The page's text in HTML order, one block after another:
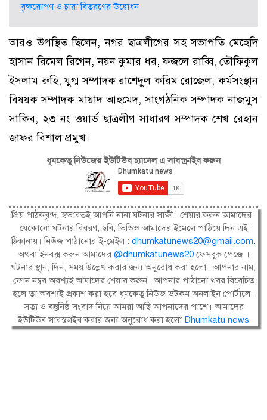
বৃক্ষরোপণ ও চারা বিতরণের উদ্বোধন
আরও উপস্থিত ছিলেন, নগর ছাত্রলীগের সহ সভাপতি মেহেদি
হাসান রিমেল রিগেন, নয়ন কুমার ধর, ফজলে রাব্বি, তৌফিকুল
ইসলাম রুহি, যুগ্ম সম্পাদক রাশেদুল করিম রোজেল, কর্মসংস্থান
বিষয়ক সম্পাদক মায়াদ আহমেদ, সাংগঠনিক সম্পাদক নাজমুস
সাকিব, ২৩ নং ওয়ার্ড ছাত্রলীগ সাধারণ সম্পাদক শেখ রেহান
জাফর বিশাল প্রমুখ।
ধূমকেতু নিউজের ইউটিউব চ্যানেল এ সাবস্ক্রাইব করুন
প্রিয় পাঠকবৃন্দ, স্বভাবতই আপনি নানা ঘটনার সাক্ষী। শেয়ার করুন আমাদের।
যেকোনো ঘটনার বিবরণ, ছবি, ভিডিও আমাদের ইমেলে পাঠিয়ে দিন এই
ঠিকানায়। নিউজ পাঠানোর ই-মেইল : dhumkatunews20@gmail.com.
অথবা ইনবক্স করুন আমাদের@dhumkatunews20 ফেসবুক পেজে ।
ঘটনার স্থান, দিন, সময় উল্লেখ করার জন্য অনুরোধ করা হলো। আপনার নাম,
ফোন নম্বর অবশ্যই আমাদের শেয়ার করুন। আপনার পাঠানো খবর বিবেচিত
হলে তা অবশ্যই প্রকাশ করা হবে ধূমকেতু নিউজ ডটকম অনলাইন পোর্টালে।
সত্য ও বস্তুনিষ্ঠ সংবাদ নিয়ে আমরা আছি আপনাদের পাশে। আমাদের
ইউটিউব সাবস্ক্রাইব করার জন্য অনুরোধ করা হলো Dhumkatu news